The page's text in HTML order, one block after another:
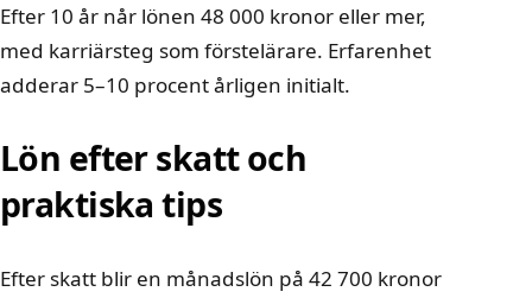
Efter 10 år når lönen 48 000 kronor eller mer,
med karriärsteg som förstelärare. Erfarenhet
adderar 5–10 procent årligen initialt.
Lön efter skatt och
praktiska tips
Efter skatt blir en månadslön på 42 700 kronor